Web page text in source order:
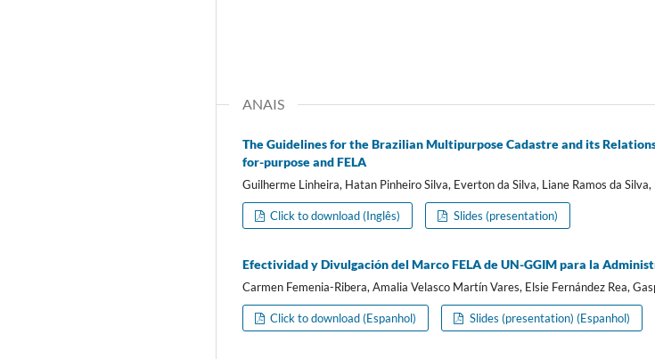
ANAIS
The Guidelines for the Brazilian Multipurpose Cadastre and its
for-purpose and FELA
Guilherme Linheira, Hatan Pinheiro Silva, Everton da Silva, Liane Ramos da
Click to download (Inglês) Slides (presentation)
Efectividad y Divulgación del Marco FELA de UN-GGIM para la
Carmen Femenia-Ribera, Amalia Velasco Martín Vares, Elsie Fernández Rea,
Click to download (Espanhol) Slides (presentation) (Espanhol)